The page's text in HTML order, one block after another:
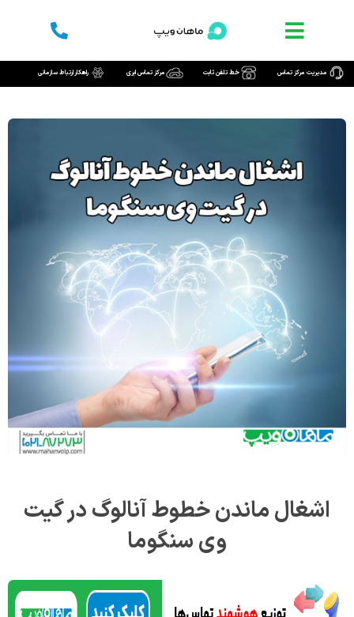
محتوامدیریت مرکز تماس خط تلفن ثابت مرکز تماس ابری راهکار ارتباط سازمانی
اشغال ماندن خطوط آنالوگ در گیت
وی سنگوما